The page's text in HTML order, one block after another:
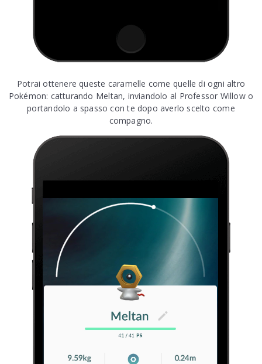
Potrai ottenere queste caramelle come quelle di ogni altro
Pokémon: catturando Meltan, inviandolo al Professor Willow o
portandolo a spasso con te dopo averlo scelto come
compagno.